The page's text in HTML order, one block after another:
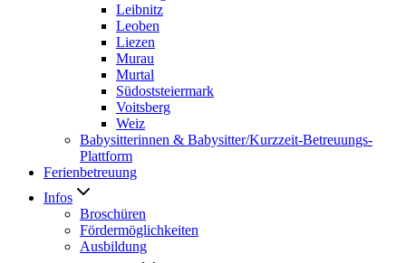
Leibnitz
Leoben
Liezen
Murau
Murtal
Südoststeiermark
Voitsberg
Weiz
Babysitterinnen & Babysitter/Kurzzeit-Betreuungs-
Plattform
Ferienbetreuung
Infos
Broschüren
Fördermöglichkeiten
Ausbildung